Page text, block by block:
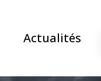
Actualités